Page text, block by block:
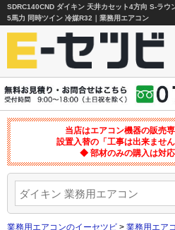
SDRC140CND ダイキン 天井カセット4方向 S-ラ
5馬力 同時ツイン 冷媒R32｜業務用エアコン
当店はエアコン機器の販売
設置入替の「工事は出来ませ
◆ 部材のみの購入は対
業務用エアコンのイーセツビ > 業務用エア